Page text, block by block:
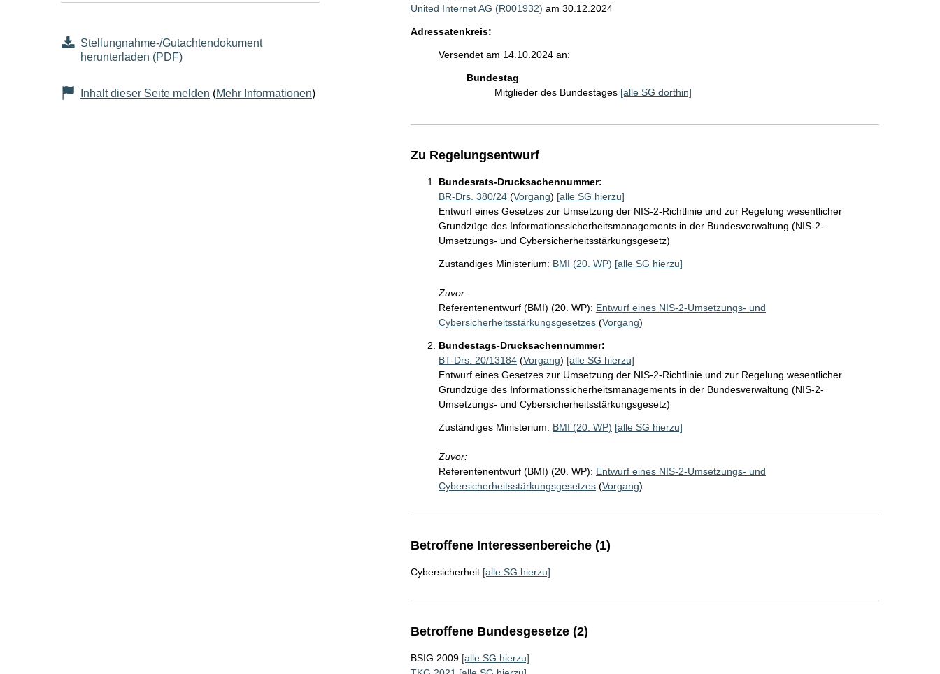
Stellungnahme-/Gutachtendokument
herunterladen (PDF)
Inhalt dieser Seite melden (Mehr Informationen)
United Internet AG (R001932) am 30.12.2024
Adressatenkreis:
Versendet am 14.10.2024 an:
Bundestag
Mitglieder des Bundestages [alle SG dorthin]
Zu Regelungsentwurf
Bundesrats-Drucksachennummer:
BR-Drs. 380/24(Vorgang) [alle SG hierzu]
Entwurf eines Gesetzes zur Umsetzung der NIS-2-Richtlinie und zur Regelung wesentlicher
Grundzüge des Informationssicherheitsmanagements in der Bundesverwaltung (NIS-2-
Umsetzungs- und Cybersicherheitsstärkungsgesetz)
Zuständiges Ministerium: BMI (20. WP) [alle SG hierzu]
Zuvor:
Referentenentwurf (BMI) (20. WP): Entwurf eines NIS-2-Umsetzungs- und
Cybersicherheitsstärkungsgesetzes(Vorgang)
Bundestags-Drucksachennummer:
BT-Drs. 20/13184(Vorgang) [alle SG hierzu]
Entwurf eines Gesetzes zur Umsetzung der NIS-2-Richtlinie und zur Regelung wesentlicher
Grundzüge des Informationssicherheitsmanagements in der Bundesverwaltung (NIS-2-
Umsetzungs- und Cybersicherheitsstärkungsgesetz)
Zuständiges Ministerium: BMI (20. WP) [alle SG hierzu]
Zuvor:
Referentenentwurf (BMI) (20. WP): Entwurf eines NIS-2-Umsetzungs- und
Cybersicherheitsstärkungsgesetzes(Vorgang)
Betroffene Interessenbereiche (1)
Cybersicherheit [alle SG hierzu]
Betroffene Bundesgesetze (2)
BSIG 2009 [alle SG hierzu]